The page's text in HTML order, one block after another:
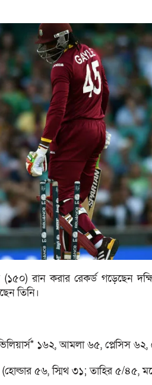
রান করার রেকর্ড গড়েছেন
তিনি।
১৬২, আমলা ৬৫, প্লেসিস
৫৬, স্মিথ ৩১; তাহির ৫/৪৫,